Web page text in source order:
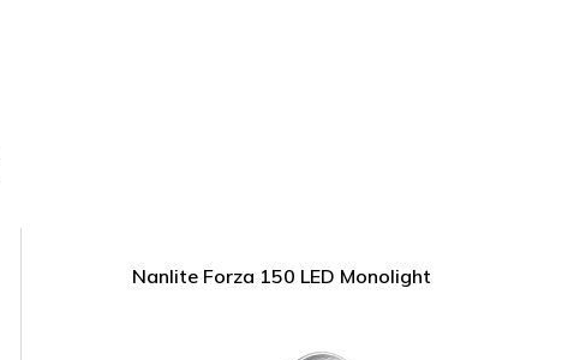
Nanlite Forza 150 LED Monolight